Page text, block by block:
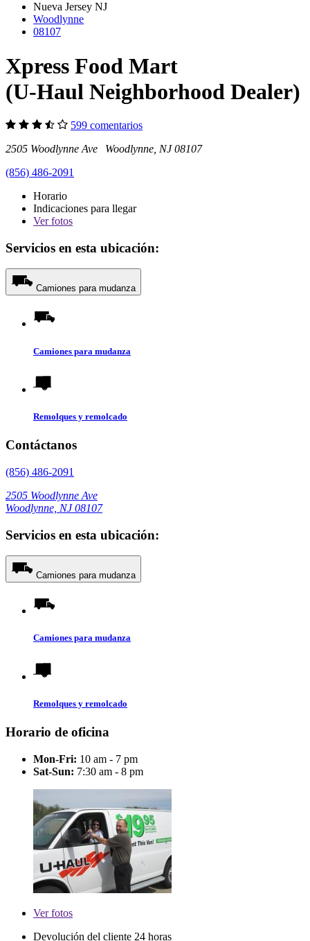
Nueva Jersey NJ
Woodlynne
08107
Xpress Food Mart
(U-Haul Neighborhood Dealer)
599 comentarios
2505 Woodlynne Ave Woodlynne, NJ 08107
(856) 486-2091
Horario
Indicaciones para llegar
Verfotos
Servicios en esta ubicación:
Camiones para mudanza
Camiones para mudanza
Remolques y remolcado
Contáctanos
(856) 486-2091
2505 Woodlynne Ave
Woodlynne, NJ 08107
Servicios en esta ubicación:
Camiones para mudanza
Camiones para mudanza
Remolques y remolcado
Horario de oficina
Mon-Fri: 10 am - 7 pm
Sat-Sun: 7:30 am - 8 pm
Verfotos
Devolución del cliente 24 horas